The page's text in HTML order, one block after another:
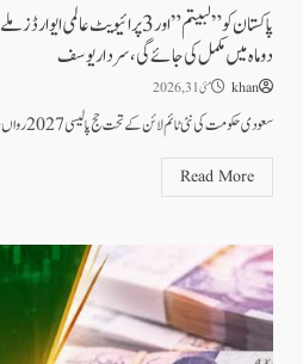
دو ماہ میں مکمل کی جائے گی، سردار یوسف
khan مئی 31, 2026
سعودی حکومت کی نئی ٹائم لائن کے تحت حج پالیسی 2027 رواں سال جون میں ہی وفاقی...
Read More